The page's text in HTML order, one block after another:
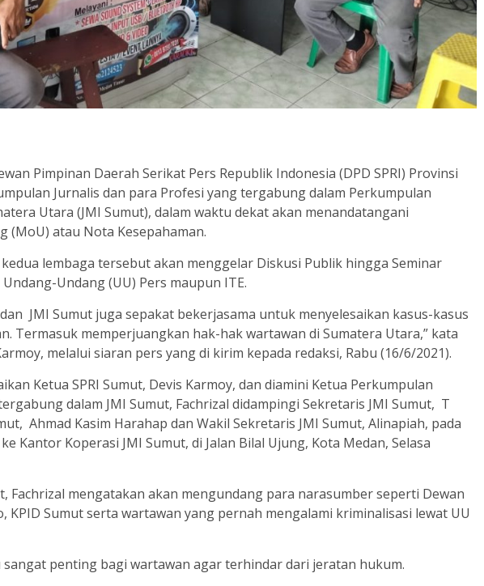
Pimpinan Daerah Serikat Pers Republik Indonesia (DPD SPRI) Provinsi
Jurnalis dan para Profesi yang tergabung dalam Perkumpulan
Utara (JMI Sumut), dalam waktu dekat akan menandatangani
(MoU) atau Nota Kesepahaman.
lembaga tersebut akan menggelar Diskusi Publik hingga Seminar
Undang (UU) Pers maupun ITE.
JMI Sumut juga sepakat bekerjasama untuk menyelesaikan kasus-kasus
Termasuk memperjuangkan hak-hak wartawan di Sumatera Utara,” kata
melalui siaran pers yang di kirim kepada redaksi, Rabu (16/6/2021).
Ketua SPRI Sumut, Devis Karmoy, dan diamini Ketua Perkumpulan
dalam JMI Sumut, Fachrizal didampingi Sekretaris JMI Sumut, T
Ahmad Kasim Harahap dan Wakil Sekretaris JMI Sumut, Alinapiah, pada
Kantor Koperasi JMI Sumut, di Jalan Bilal Ujung, Kota Medan, Selasa
Fachrizal mengatakan akan mengundang para narasumber seperti Dewan
KPID Sumut serta wartawan yang pernah mengalami kriminalisasi lewat UU
penting bagi wartawan agar terhindar dari jeratan hukum.